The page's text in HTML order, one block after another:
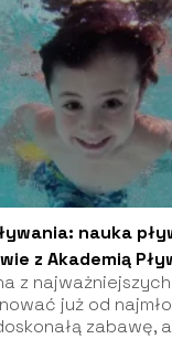
nauka
z Akademią
z
już od
zabawę,